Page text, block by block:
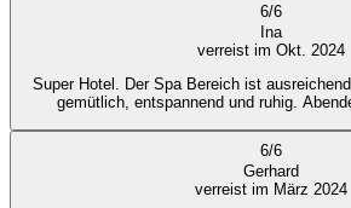
6/6
Ina
verreist im Okt. 2024
Super Hotel. Der Spa Bereich ist
gemütlich,
6/6
Gerhard
verreist im März 2024